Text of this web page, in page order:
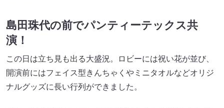
島田珠代の前でパンティーテックス共
演！
この日は立ち見も出る大盛況。ロビーには祝い花が並び、
開演前にはフェイス型きんちゃくやミニタオルなどオリジ
ナルグッズに長い行列ができました。